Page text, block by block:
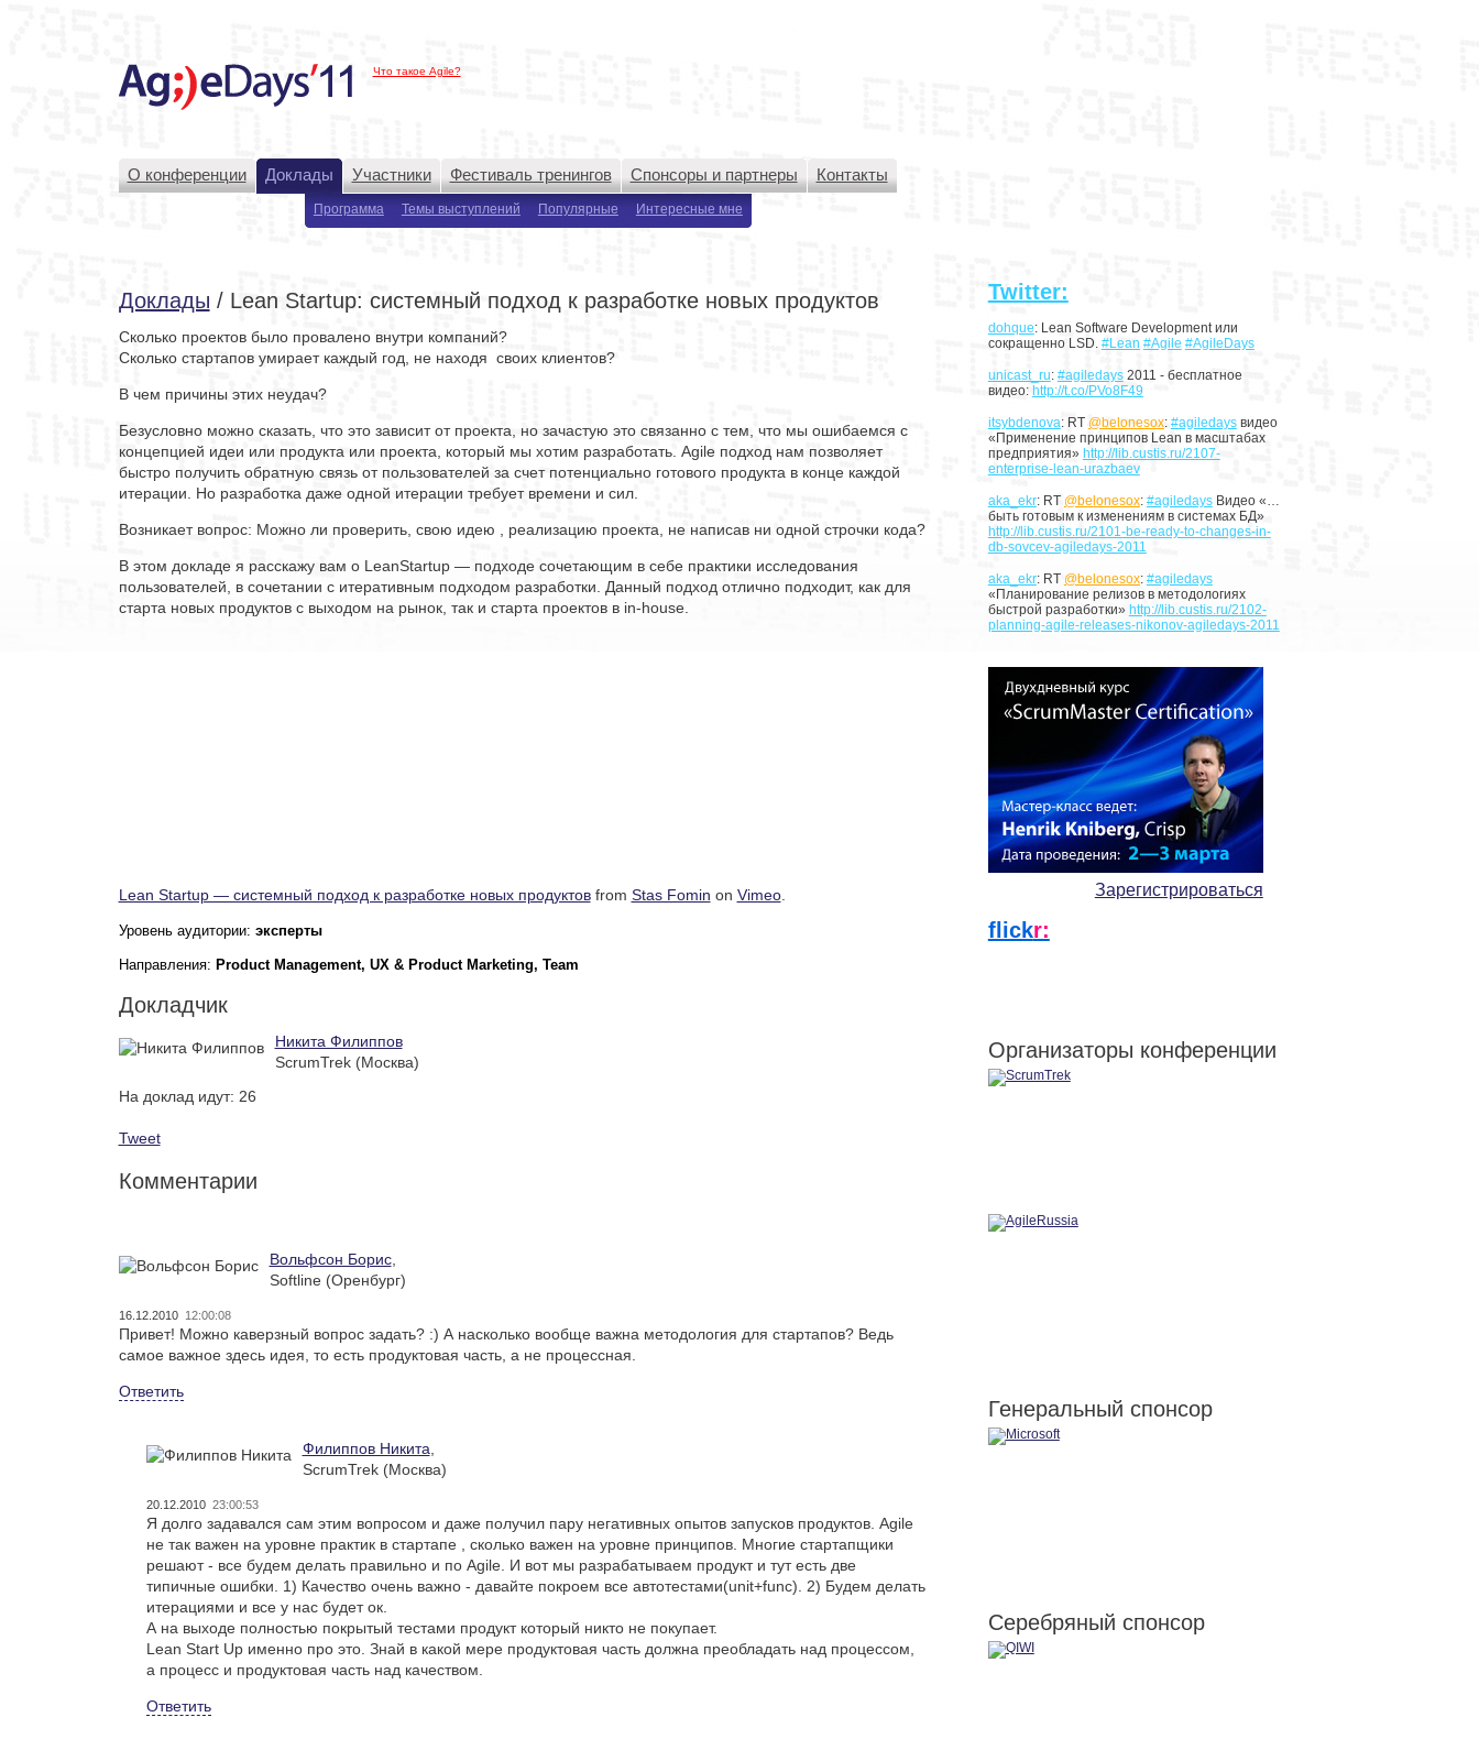
Что такое Agile?
О конференции Доклады Участники Фестиваль тренингов Спонсоры и партнеры Контакты
Программа Темы выступлений Популярные Интересные мне
Доклады / Lean Startup: системный подход к разработке новых продуктов
Сколько проектов было провалено внутри компаний?
Сколько стартапов умирает каждый год, не находя своих клиентов?
В чем причины этих неудач?
Безусловно можно сказать, что это зависит от проекта, но зачастую это связанно с тем, что мы ошибаемся с
концепцией идеи или продукта или проекта, который мы хотим разработать. Agile подход нам позволяет
быстро получить обратную связь от пользователей за счет потенциально готового продукта в конце каждой
итерации. Но разработка даже одной итерации требует времени и сил.
Возникает вопрос: Можно ли проверить, свою идею , реализацию проекта, не написав ни одной строчки кода?
В этом докладе я расскажу вам о LeanStartup — подходе сочетающим в себе практики исследования
пользователей, в сочетании с итеративным подходом разработки. Данный подход отлично подходит, как для
старта новых продуктов с выходом на рынок, так и старта проектов в in-house.
Lean Startup — системный подход к разработке новых продуктовfrom Stas Fomin on Vimeo.
Уровень аудитории: эксперты
Направления: Product Management, UX & Product Marketing, Team
Докладчик
Никита Филиппов
ScrumTrek (Москва)
На доклад идут: 26
Tweet
Комментарии
Вольфсон Борис,
Softline (Оренбург)
16.12.2010 12:00:08
Привет! Можно каверзный вопрос задать? :) А насколько вообще важна методология для стартапов? Ведь
самое важное здесь идея, то есть продуктовая часть, а не процессная.
Ответить
Филиппов Никита
ScrumTrek (Москва)
20.12.2010 23:00:53
Я долго задавался сам этим вопросом и даже получил пару негативных опытов запусков продуктов. Agile
не так важен на уровне практик в стартапе , сколько важен на уровне принципов. Многие стартапщики
решают - все будем делать правильно и по Agile. И вот мы разрабатываем продукт и тут есть две
типичные ошибки. 1) Качество очень важно - давайте покроем все автотестами(unit+func). 2) Будем делать
итерациями и все у нас будет ок.
А на выходе полностью покрытый тестами продукт который никто не покупает.
Lean Start Up именно про это. Знай в какой мере продуктовая часть должна преобладать над процессом,
а процесс и продуктовая часть над качеством.
Ответить
Twitter:
dohque: Lean Software Development или
сокращенно LSD. #Lean #Agile #AgileDays
unicast_ru: #agiledays2011 - бесплатное
видео: http://t.co/PVo8F49
itsybdenova: RT @belonesox: #agiledaysвидео
«Применение принципов Lean в масштабах
предприятия» http://lib.custis.ru/2107-
enterprise-lean-urazbaev
aka_ekr: RT @belonesox: #agiledaysВидео «…
быть готовым к изменениям в системах БД»
http://lib.custis.ru/2101-be-ready-to-changes-in-
db-sovcev-agiledays-2011
aka_ekr: RT @belonesox: #agiledays
«Планирование релизов в методологиях
быстрой разработки» http://lib.custis.ru/2102-
planning-agile-releases-nikonov-agiledays-2011
Зарегистрироваться
flickr:
Организаторы конференции
Генеральный спонсор
Серебряный спонсор